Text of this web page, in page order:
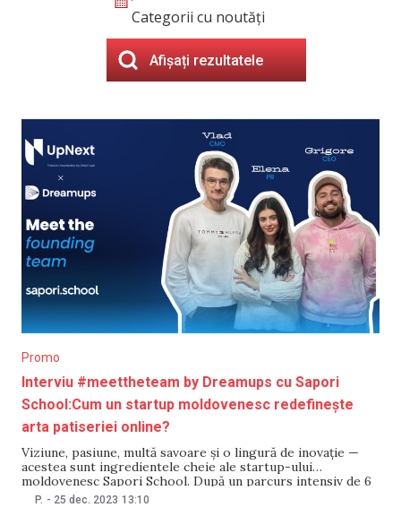
Categorii cu noutăți
Afișați rezultatele
Promo
Interviu #meettheteam by Dreamups cu Sapori
School:Cum un startup moldovenesc redefinește
arta patiseriei online?
Viziune, pasiune, multă savoare și o lingură de inovație —
acestea sunt ingredientele cheie ale startup-ului
moldovenesc Sapori School. După un parcurs intensiv de 6
luni în acceleratorul UpNext by Dreamups, echipa Dolci
P. - 25 dec. 2023 13:10